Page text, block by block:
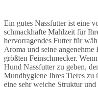
Ein gutes Nassfutter ist eine
schmackhafte Mahlzeit für
hervorragendes Futter für
Aroma und seine angenehme
größten Feinschmecker.
Hund Nassfutter zu geben,
Mundhygiene Ihres Tieres zu
eine sehr weiche Struktur